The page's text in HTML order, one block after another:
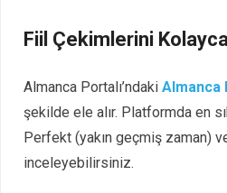
Fiil Çekimlerini
Almanca Portalı’ndaki Almanca
şekilde ele alır. Platformda en
Perfekt (yakın geçmiş zaman)
inceleyebilirsiniz.